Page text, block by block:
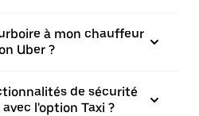
à mon chauffeur
Uber ?
de sécurité
l'option Taxi ?